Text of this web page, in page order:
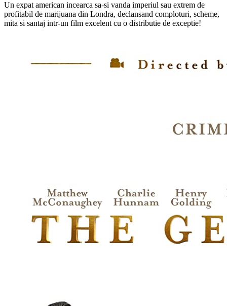
Un expat american incearca sa-si vanda imperiul sau extrem de
profitabil de marijuana din Londra, declansand comploturi, scheme,
mita si santaj intr-un film excelent cu o distributie de exceptie!